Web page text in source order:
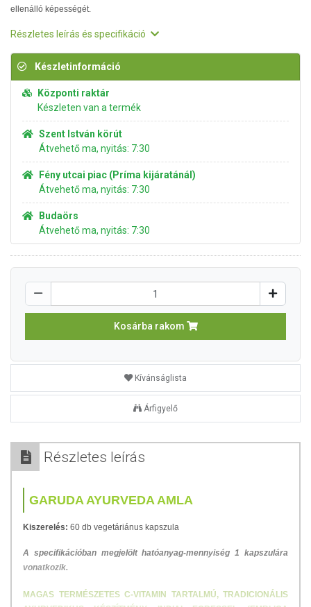
ellenálló képességét.
Részletes leírás és specifikáció
Készletinformáció
Központi raktár
Készleten van a termék
Szent István körút
Átvehető ma, nyitás: 7:30
Fény utcai piac (Príma kijáratánál)
Átvehető ma, nyitás: 7:30
Budaörs
Átvehető ma, nyitás: 7:30
Kosárba rakom
Kívánságlista
Árfigyelő
Részletes leírás
GARUDA AYURVEDA AMLA
Kiszerelés: 60 db vegetáriánus kapszula
A specifikációban megjelölt hatóanyag-mennyiség 1 kapszulára
vonatkozik.
MAGAS TERMÉSZETES C-VITAMIN TARTALMÚ, TRADICIONÁLIS